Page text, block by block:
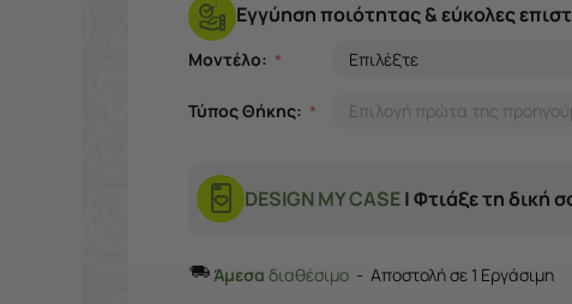
Εγγύηση ποιότητας & εύκολες
Μοντέλο:
Τύπος Θήκης:
DESIGN MY CASE| Φτιάξε τη δική
Άμεσαδιαθέσιμο Αποστολή σε 1 Εργάσιμη